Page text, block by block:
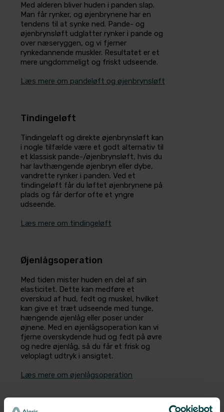
Med alderen bliver huden i panden slap.
Man får rynker, og øjenbrynene har en
tendens til at synke ned. Pande- og
øjenbrynsløft udglatter rynker i pande og
over næseryggen, og vi fjerner
rynkedannende muskler. Resultatet er et
mere ungdommeligt og friskt udseende.
Læs mere om pandeløft og øjenbrynsløft
Tindingeløft
Tindingeløft og direkte øjenbrynsløft kan
i nogle tilfælde være et godt alternativ til
et klassisk pande-/øjenbrynsløft, hvis du
har lavthængende øjenbryn eller dybe,
vandrette rynker i panden. Ved et
tindingeløft får du løftet øjenbrynene på
plads og får derfor ofte et yngre
udseende.
Læs mere om tindingeløft
Øjenlågsoperation
Med tiden mister huden en del af sin
elasticitet. Dette kan medføre et
overskud af hud, fedt og muskel, hvilket
kan give et træt udseende med tunge,
hængende øjenlåg eller poser under
øjnene. Med en øjenlågsoperation kan vi
fjerne overskydende hud og fedt på øvre
og nedre øjenlåg, så du får et frisk og
veloplagt udtryk i ansigtet.
Læs mere om øjenlågsoperation